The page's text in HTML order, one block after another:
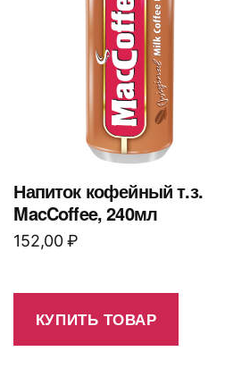
Напиток кофейный т.з.
MacCoffee, 240мл
152,00₽
КУПИТЬ ТОВАР